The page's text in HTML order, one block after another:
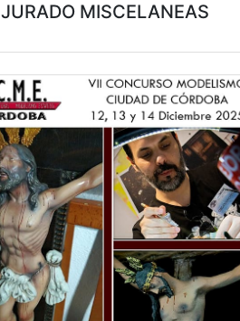
JURADO MISCELANEAS